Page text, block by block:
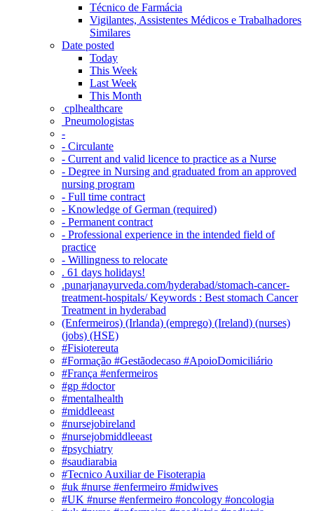
Técnico de Farmácia
Vigilantes, Assistentes Médicos e Trabalhadores
Similares
Date posted
Today
This Week
Last Week
This Month
‎ cplhealthcare‬
Pneumologistas
-
- Circulante
- Current and valid licence to practice as a Nurse
- Degree in Nursing and graduated from an approved
nursing program
- Full time contract
- Knowledge of German (required)
- Permanent contract
- Professional experience in the intended field of
practice
- Willingness to relocate
. 61 days holidays!
.punarjanayurveda.com/hyderabad/stomach-cancer-
treatment-hospitals/ Keywords : Best stomach Cancer
Treatment in hyderabad
(Enfermeiros) (Irlanda) (emprego) (Ireland) (nurses)
(jobs) (HSE)
#Fisiotereuta
#Formação #Gestãodecaso #ApoioDomiciliário
#França #enfermeiros
#gp #doctor
#mentalhealth
#middleeast
#nursejobireland
#nursejobmiddleeast
#psychiatry
#saudiarabia
#Tecnico Auxiliar de Fisoterapia
#uk #nurse #enfermeiro #midwives
#UK #nurse #enfermeiro #oncology #oncologia